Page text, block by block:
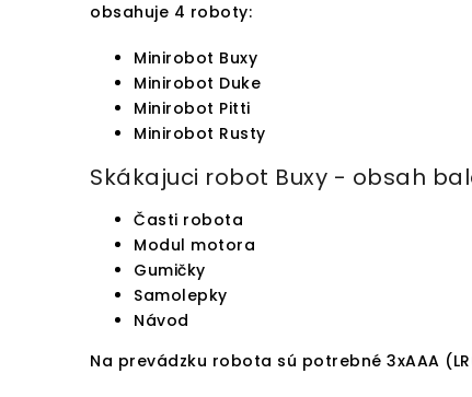
obsahuje 4 roboty:
Minirobot Buxy
Minirobot Duke
Minirobot Pitti
Minirobot Rusty
Skákajuci robot Buxy - obsah
Časti robota
Modul motora
Gumičky
Samolepky
Návod
Na prevádzku robota sú potrebné 3xAAA